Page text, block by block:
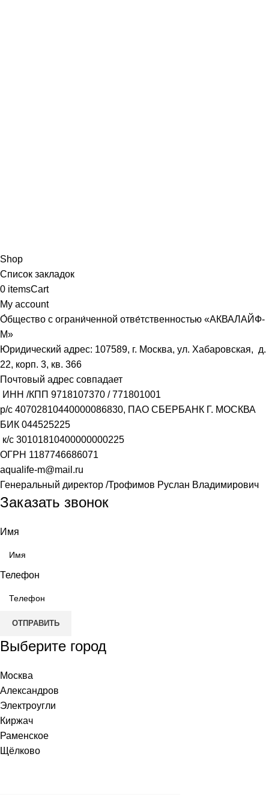
Shop
Список закладок
0 itemsCart
My account
О́бщество с ограни́ченной отве́тственностью «АКВАЛАЙФ-
М»
Юридический адрес: 107589, г. Москва, ул. Хабаровская, д.
22, корп. 3, кв. 366
Почтовый адрес совпадает
ИНН /КПП 9718107370 /771801001
р/с 40702810440000086830, ПАО СБЕРБАНК Г. МОСКВА
БИК 044525225
к/с 30101810400000000225
ОГРН 1187746686071
aqualife-m@mail.ru
Генеральный директор /Трофимов Руслан Владимирович
Заказать звонок
Имя
Телефон
ОТПРАВИТЬ
Выберите город
Москва
Александров
Электроугли
Киржач
Раменское
Щёлково